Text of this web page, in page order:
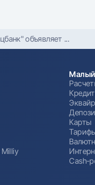
объявляет ...
Малый
Карты
Cash-